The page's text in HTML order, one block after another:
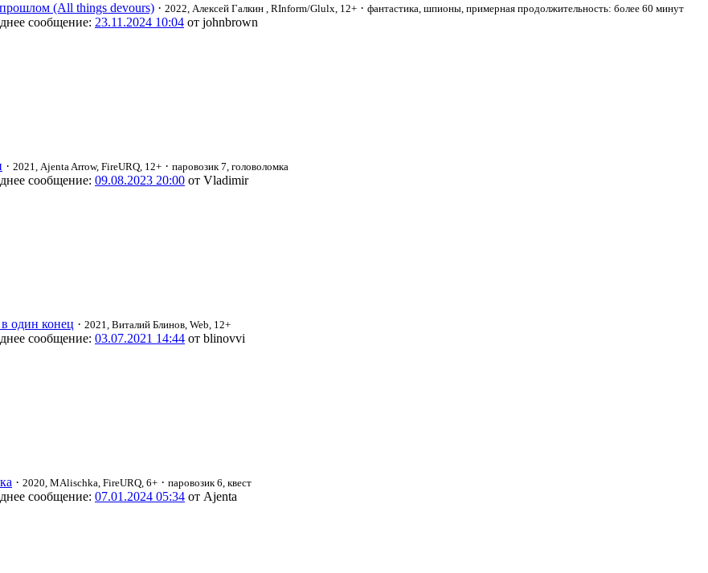
(All things devours) · 2022, Алексей Галкин , RInform/Glulx, 12+ · фантастика, шпионы, примерная продолжительность: более 60 минут
сообщение: 23.11.2024 10:04 от johnbrown
· 2021, Ajenta Arrow, FireURQ, 12+ · паровозик 7, головоломка
сообщение: 09.08.2023 20:00 от Vladimir
один конец · 2021, Виталий Блинов, Web, 12+
сообщение: 03.07.2021 14:44 от blinovvi
· 2020, MAlischka, FireURQ, 6+ · паровозик 6, квест
сообщение: 07.01.2024 05:34 от Ajenta